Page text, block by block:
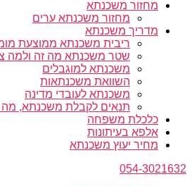
מחזור משכנתא
מחזור משכנתא ערים
מדריך משכנתא
ריבית משכנתא ממוצעת
שטר משכנתא מה זה ולמה
משכנתא למוגבלים
השוואת משכנתאות
משכנתא לעובדי מדינה
תנאים לקבלת משכנתא,
כלכלת משפחה
אלפא בעיתונות
מחיר יעוץ משכנתא
054-3021632